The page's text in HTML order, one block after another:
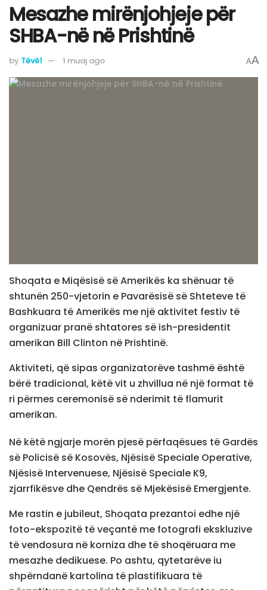
Mesazhe mirënjohjeje për
SHBA-në në Prishtinë
by Tëvë1 1 muaj ago AA
Shoqata e Miqësisë së Amerikës ka shënuar të
shtunën 250-vjetorin e Pavarësisë së Shteteve të
Bashkuara të Amerikës me një aktivitet festiv të
organizuar pranë shtatores së ish-presidentit
amerikan Bill Clinton në Prishtinë.
Aktiviteti, që sipas organizatorëve tashmë është
bërë tradicional, këtë vit u zhvillua në një format të
ri përmes ceremonisë së nderimit të flamurit
amerikan.
Në këtë ngjarje morën pjesë përfaqësues të Gardës
së Policisë së Kosovës, Njësisë Speciale Operative,
Njësisë Intervenuese, Njësisë Speciale K9,
zjarrfikësve dhe Qendrës së Mjekësisë Emergjente.
Me rastin e jubileut, Shoqata prezantoi edhe një
foto-ekspozitë të veçantë me fotografi ekskluzive
të vendosura në korniza dhe të shoqëruara me
mesazhe dedikuese. Po ashtu, qytetarëve iu
shpërndanë kartolina të plastifikuara të